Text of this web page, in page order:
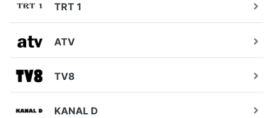
TRT 1
ATV
TV8
KANAL D